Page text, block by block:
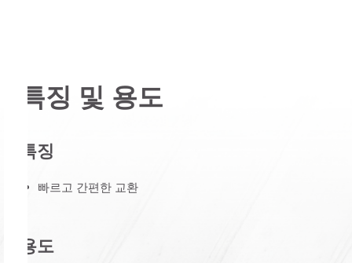
특징 및 용도
특징
빠르고 간편한 교환
용도